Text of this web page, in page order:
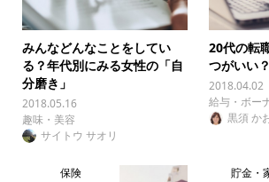
みんなどんなことをしてい
る？年代別にみる女性の「自
分磨き」
2018.05.16
趣味・美容
サイトウ サオリ
20代の転
つがいい？
2018.04.02
給与・ボー
黒須 か
保険 貯金・